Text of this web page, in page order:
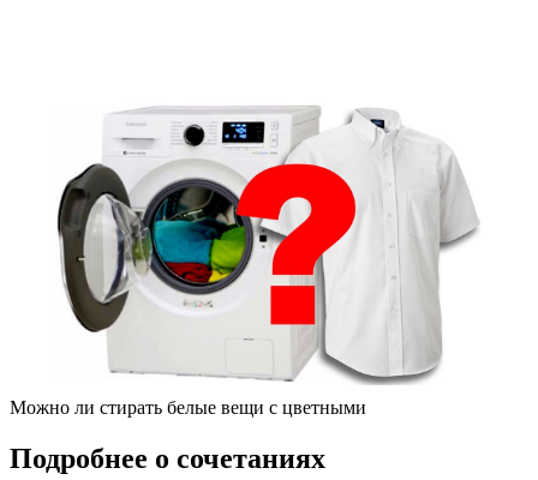
Можно ли стирать белые вещи с цветными
Подробнее о сочетаниях